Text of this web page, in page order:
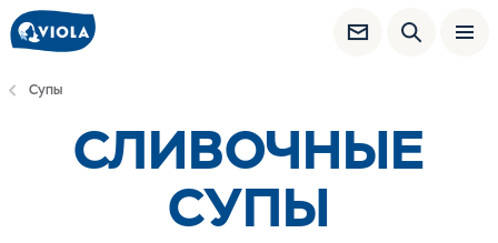
Супы
СЛИВОЧНЫЕ
СУПЫ